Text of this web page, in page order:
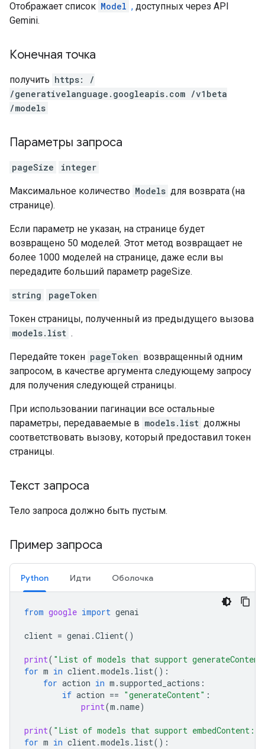
Отображает список Model , доступных через API
Gemini.
Конечная точка
получить https: /
/generativelanguage.googleapis.com /v1beta
/models
Параметры запроса
pageSize integer
Максимальное количество Models для возврата (на
странице).
Если параметр не указан, на странице будет
возвращено 50 моделей. Этот метод возвращает не
более 1000 моделей на странице, даже если вы
передадите больший параметр pageSize.
string pageToken
Токен страницы, полученный из предыдущего вызова
models.list .
Передайте токен pageToken возвращенный одним
запросом, в качестве аргумента следующему запросу
для получения следующей страницы.
При использовании пагинации все остальные
параметры, передаваемые в models.list должны
соответствовать вызову, который предоставил токен
страницы.
Текст запроса
Тело запроса должно быть пустым.
Пример запроса
Python Идти Оболочка
from google import genai
client = genai .Client()
print( "List of models that support
for m in client.models . list():
for action in m . supported_actions :
if action == "generateContent" :
print(m .name)
print( "List of models that support embedContent:
for m in client.models . list():